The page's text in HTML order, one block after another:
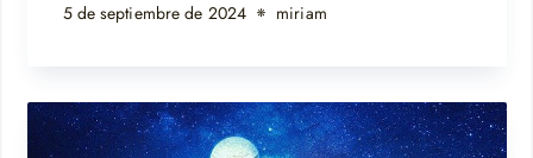
5 de septiembre de 2024 miriam